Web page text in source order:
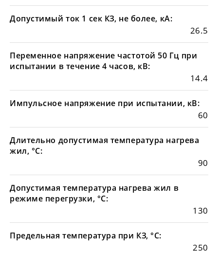
Допустимый ток 1 сек КЗ, не более, кА:
26.5
Переменное напряжение частотой 50 Гц при
испытании в течение 4 часов, кВ:
14.4
Импульсное напряжение при испытании, кВ:
60
Длительно допустимая температура нагрева
жил, °С:
90
Допустимая температура нагрева жил в
режиме перегрузки, °С:
130
Предельная температура при КЗ, °С:
250